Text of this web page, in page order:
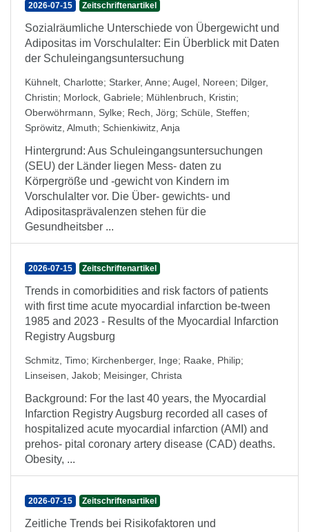
2026-07-15 Zeitschriftenartikel
Sozialräumliche Unterschiede von Übergewicht und
Adipositas im Vorschulalter: Ein Überblick mit Daten
der Schuleingangsuntersuchung
Kühnelt, Charlotte; Starker, Anne; Augel, Noreen; Dilger,
Christin; Morlock, Gabriele; Mühlenbruch, Kristin;
Oberwöhrmann, Sylke; Rech, Jörg; Schüle, Steffen;
Spröwitz, Almuth; Schienkiwitz, Anja
Hintergrund: Aus Schuleingangsuntersuchungen
(SEU) der Länder liegen Mess- daten zu
Körpergröße und -gewicht von Kindern im
Vorschulalter vor. Die Über- gewichts- und
Adipositasprävalenzen stehen für die
Gesundheitsber ...
2026-07-15 Zeitschriftenartikel
Trends in comorbidities and risk factors of patients
with first time acute myocardial infarction be-tween
1985 and 2023 - Results of the Myocardial Infarction
Registry Augsburg
Schmitz, Timo; Kirchenberger, Inge; Raake, Philip;
Linseisen, Jakob; Meisinger, Christa
Background: For the last 40 years, the Myocardial
Infarction Registry Augsburg recorded all cases of
hospitalized acute myocardial infarction (AMI) and
prehos- pital coronary artery disease (CAD) deaths.
Obesity, ...
2026-07-15 Zeitschriftenartikel
Zeitliche Trends bei Risikofaktoren und